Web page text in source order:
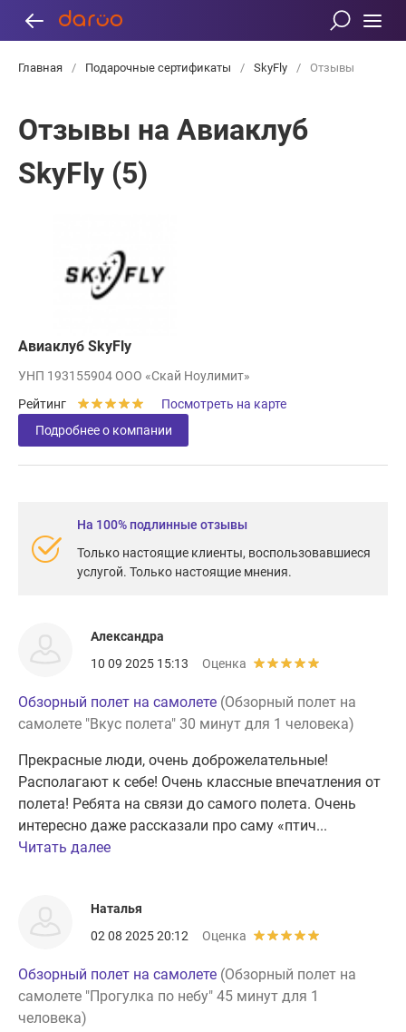
Главная / Подарочные сертификаты / SkyFly / Отзывы
Отзывы на Авиаклуб
SkyFly (5)
Авиаклуб SkyFly
УНП 193155904 ООО «Скай Ноулимит»
Рейтинг
Посмотреть на карте
Подробнее о компании
На 100% подлинные отзывы
Только настоящие клиенты, воспользовавшиеся
услугой. Только настоящие мнения.
Александра
10 09 2025 15:13
Оценка
Обзорный полет на самолете (Обзорный полет на
самолете "Вкус полета" 30 минут для 1 человека)
Прекрасные люди, очень доброжелательные!
Располагают к себе! Очень классные впечатления от
полета! Ребята на связи до самого полета. Очень
интересно даже рассказали про саму «птич...
Читать далее
Наталья
02 08 2025 20:12
Оценка
Обзорный полет на самолете (Обзорный полет на
самолете "Прогулка по небу" 45 минут для 1
человека)